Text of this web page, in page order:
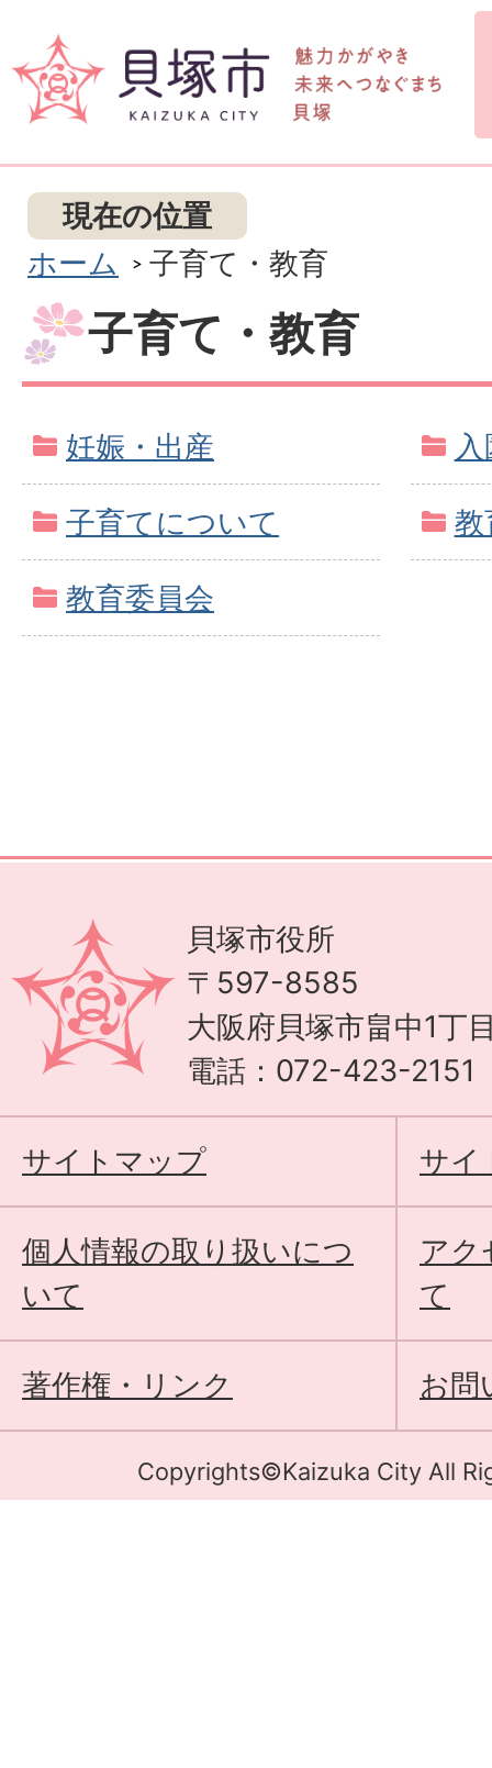
現在の位置
ホーム
子育て・教育
子育て・教育
妊娠・出産
子育てについて 教
教育委員会
貝塚市役所
〒597-8585
大阪府貝塚市畠中1丁
電話：072-423-2151
サイトマップ サイ
個人情報の取り扱いにつ
いて
アク
て
著作権・リンク お問
Copyrights©Kaizuka City All